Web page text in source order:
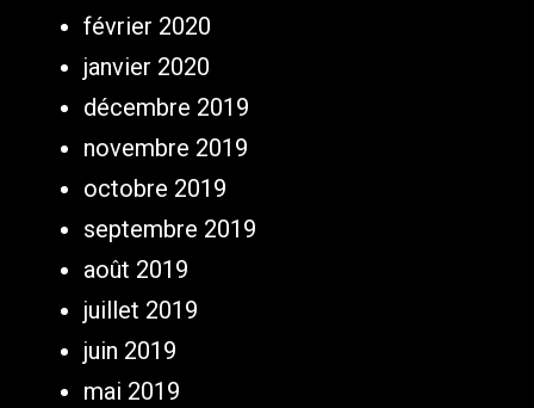
février 2020
janvier 2020
décembre 2019
novembre 2019
octobre 2019
septembre 2019
août 2019
juillet 2019
juin 2019
mai 2019